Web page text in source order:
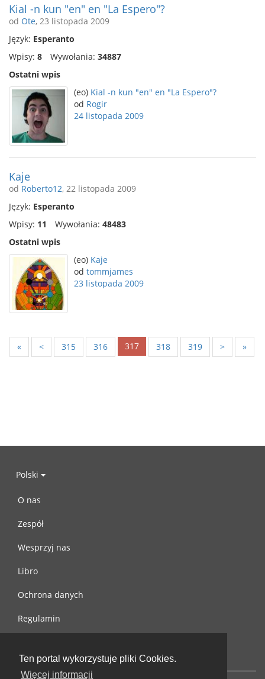
Ten portal wykorzystuje pliki Cookies.
Więcej informacji
Kial -n kun "en" en "La Espero"?
od Ote, 23 listopada 2009
Język: Esperanto
Wpisy: 8 Wywołania: 34887
Ostatni wpis
(eo) Kial -n kun "en" en "La Espero"?
od Rogir
24 listopada 2009
Kaje
od Roberto12, 22 listopada 2009
Język: Esperanto
Wpisy: 11 Wywołania: 48483
Ostatni wpis
(eo) Kaje
od tommjames
23 listopada 2009
« < 315 316 317 318 319 > »
Polski
O nas
Zespół
Wesprzyj nas
Libro
Ochrona danych
Regulamin